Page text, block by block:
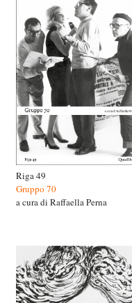
Riga 49
Gruppo 70
a cura di Raffaella Perna